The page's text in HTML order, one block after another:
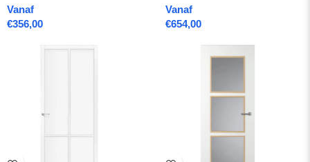
Vanaf
€356,00
Vanaf
€654,00